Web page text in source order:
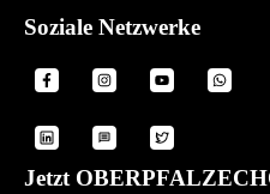
Soziale Netzwerke
Jetzt